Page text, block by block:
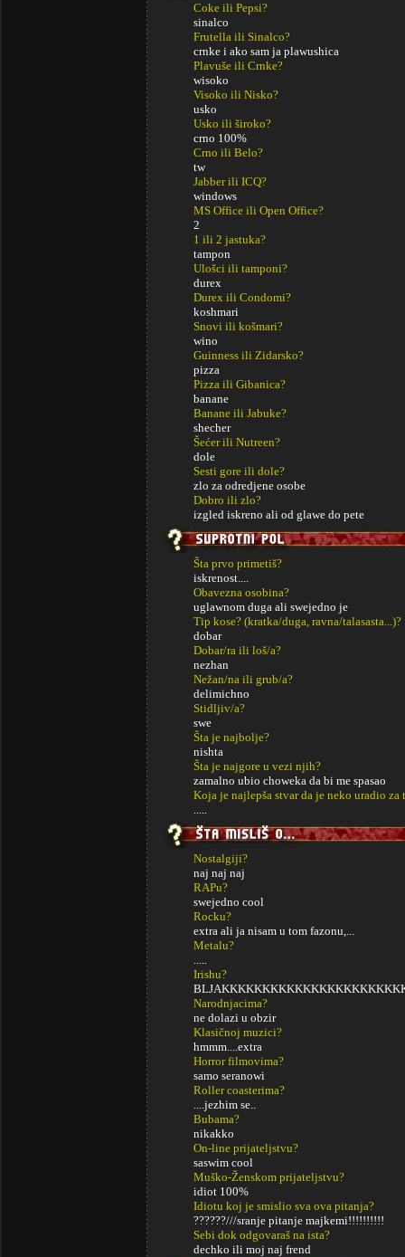
Coke ili Pepsi?
sinalco
Frutella ili Sinalco?
crnke i ako sam ja plawushica
Plavuše ili Crnke?
wisoko
Visoko ili Nisko?
usko
Usko ili široko?
crno 100%
Crno ili Belo?
tw
Jabber ili ICQ?
windows
MS Office ili Open Office?
2
1 ili 2 jastuka?
tampon
Ulošci ili tamponi?
durex
Durex ili Condomi?
koshmari
Snovi ili košmari?
wino
Guinness ili Zidarsko?
pizza
Pizza ili Gibanica?
banane
Banane ili Jabuke?
shecher
Šećer ili Nutreen?
dole
Sesti gore ili dole?
zlo za odredjene osobe
Dobro ili zlo?
izgled iskreno ali od glawe do pete
Šta prvo primetiš?
iskrenost....
Obavezna osobina?
uglawnom duga ali swejedno je
Tip kose? (kratka/duga, ravna/talasasta...)?
dobar
Dobar/ra ili loš/a?
nezhan
Nežan/na ili grub/a?
delimichno
Stidljiv/a?
swe
Šta je najbolje?
nishta
Šta je najgore u vezi njih?
zamalno ubio choweka da bi me spasao
Koja je najlepša stvar da je neko uradio za
.....
Nostalgiji?
naj naj naj
RAPu?
swejedno cool
Rocku?
extra ali ja nisam u tom fazonu,...
Metalu?
.....
Irishu?
Narodnjacima?
ne dolazi u obzir
Klasičnoj muzici?
hmmm....extra
Horror filmovima?
samo seranowi
Roller coasterima?
....jezhim se..
Bubama?
nikakko
On-line prijateljstvu?
saswim cool
Muško-Ženskom prijateljstvu?
idiot 100%
Idiotu koj je smislio sva ova pitanja?
??????///sranje pitanje majkemi!!!!!!!!!!
Sebi dok odgovaraš na ista?
dechko ili moj naj frend